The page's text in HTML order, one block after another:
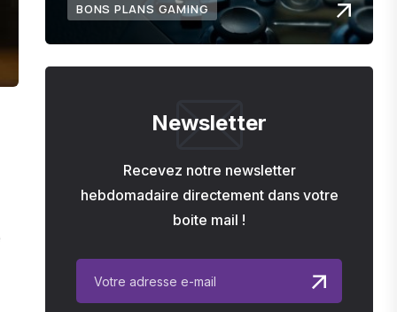
BONS PLANS GAMING
Newsletter
Recevez notre newsletter
hebdomadaire directement dans votre
boite mail !